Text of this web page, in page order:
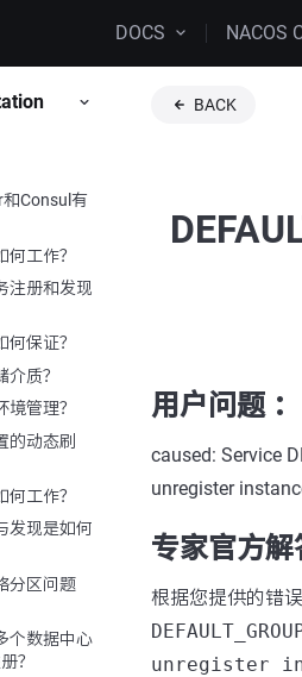
DOCS NACOS
Consul有
工作？
注册和发现
保证？
质？
管理？
的动态刷
工作？
发现是如何
分区问题
个数据中心
？
BACK
用户问题 ：
caused: Service
unregister
专家官方解
根据您提供的错误
unregister